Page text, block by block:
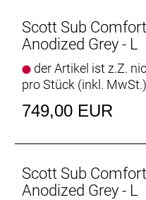
Scott Sub
Anodized Grey - L
der Artikel ist z.Z.
pro Stück (inkl. MwSt.)
749,00 EUR
Scott Sub
Anodized Grey - L